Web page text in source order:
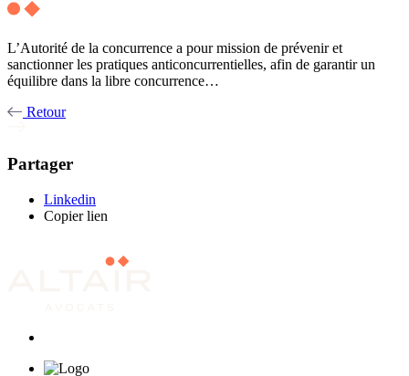
L’Autorité de la concurrence a pour mission de prévenir et
sanctionner les pratiques anticoncurrentielles, afin de garantir un
équilibre dans la libre concurrence…
Retour
Partager
Linkedin
Copier lien